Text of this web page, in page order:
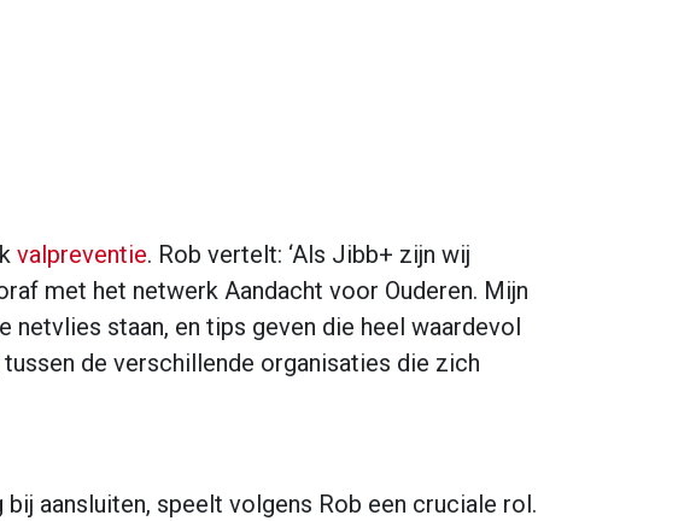
valpreventie. Rob vertelt: ‘Als Jibb+ zijn wij
met het netwerk Aandacht voor Ouderen. Mijn
netvlies staan, en tips geven die heel waardevol
de verschillende organisaties die zich
aansluiten, speelt volgens Rob een cruciale rol.